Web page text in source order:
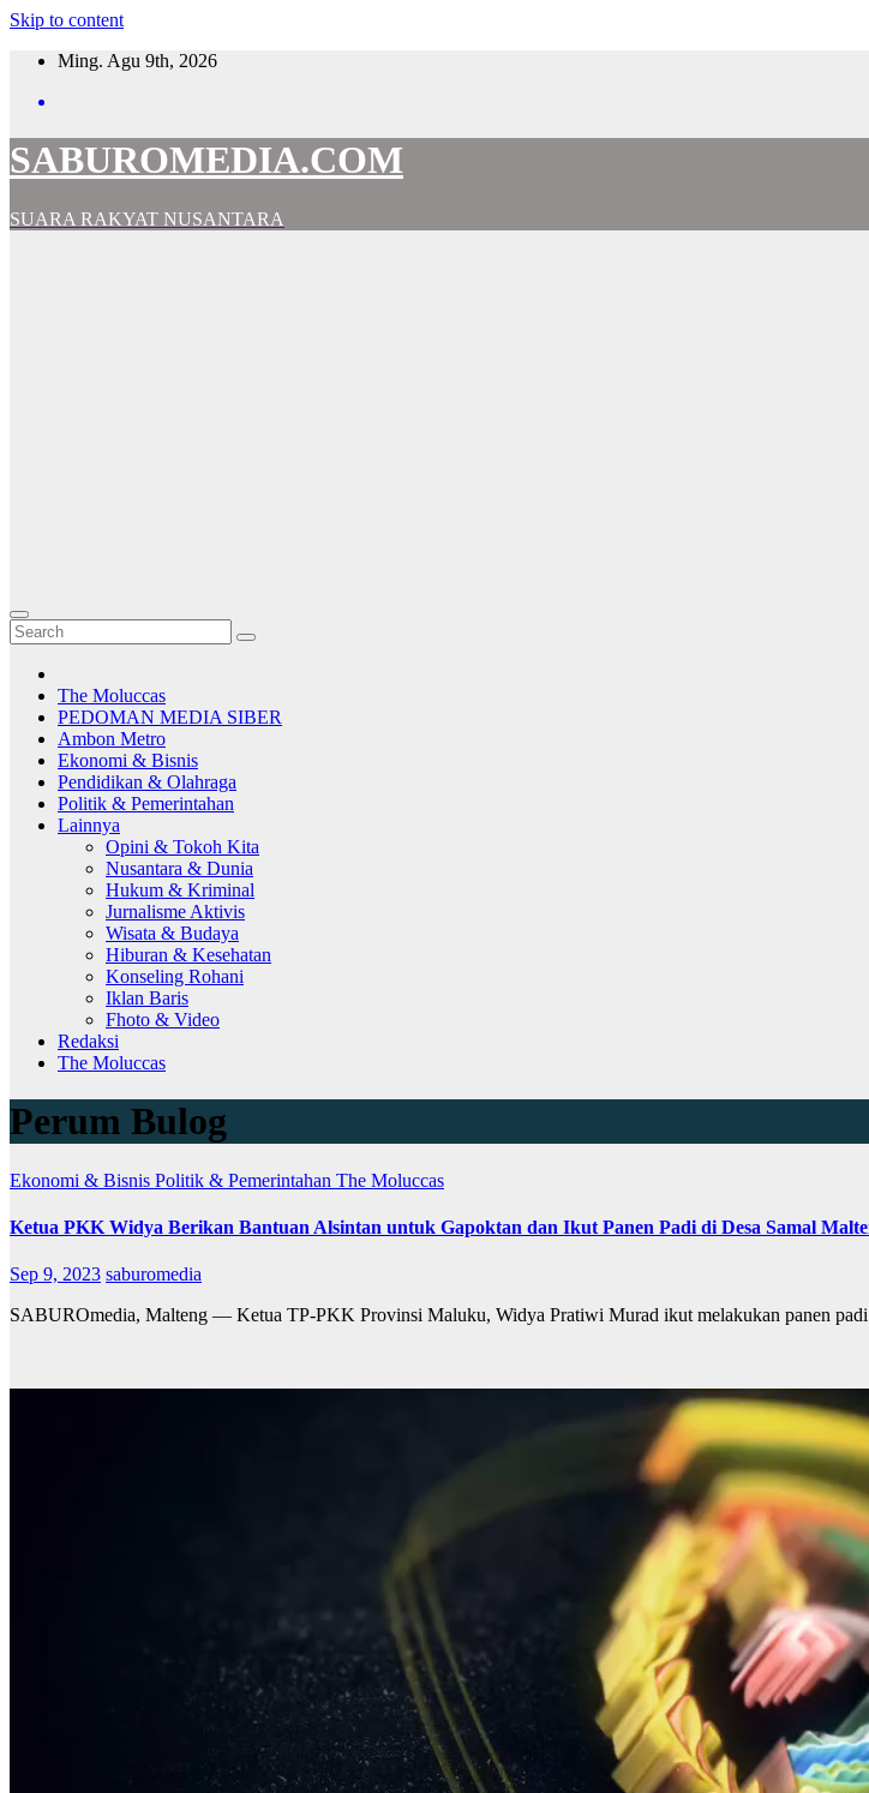
Skip to content
Ming. Agu 9th, 2026
SABUROMEDIA.COM
SUARA RAKYAT NUSANTARA
The Moluccas
PEDOMAN MEDIA SIBER
Ambon Metro
Ekonomi & Bisnis
Pendidikan & Olahraga
Politik & Pemerintahan
Lainnya
Opini & Tokoh Kita
Nusantara & Dunia
Hukum & Kriminal
Jurnalisme Aktivis
Wisata & Budaya
Hiburan & Kesehatan
Konseling Rohani
Iklan Baris
Fhoto & Video
Redaksi
The Moluccas
Perum Bulog
Ekonomi & Bisnis Politik & Pemerintahan The Moluccas
Ketua PKK Widya Berikan Bantuan Alsintan untuk Gapoktan dan Ikut Panen Padi di Desa Samal
Sep 9, 2023 saburomedia
SABUROmedia, Malteng — Ketua TP-PKK Provinsi Maluku, Widya Pratiwi Murad ikut melakukan panen